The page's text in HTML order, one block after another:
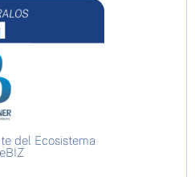
del Ecosistema